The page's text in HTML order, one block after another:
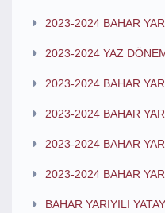
2023-2024 BAHAR
2023-2024 YAZ
2023-2024 BAHAR
2023-2024 BAHAR
2023-2024 BAHAR
2023-2024 BAHAR
BAHAR YARIYILI